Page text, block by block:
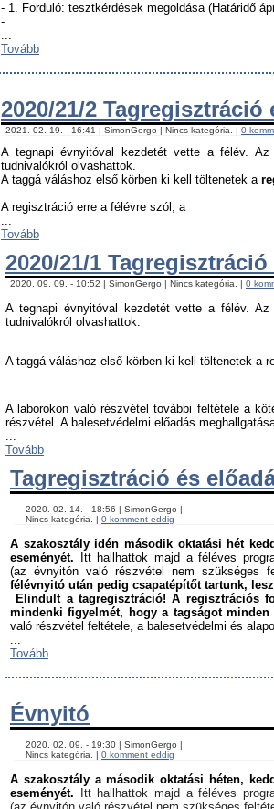
- 1. Forduló: tesztkérdések megoldása (Határidő
-
...
Tovább
2020/21/2
2021. 02. 19. - 16:41 | SimonGergo | Nincs kategória. | 0
A tegnapi évnyitóval kezdetét vette a félév.
tudnivalókról olvashattok.
A taggá váláshoz első körben ki kell töltenetek a
A regisztráció erre a félévre szól, a
...
Tovább
2020/21/1
2020. 09. 09. - 10:52 | SimonGergo | Nincs kategória. | 0
A tegnapi évnyitóval kezdetét vette a félév.
tudnivalókról olvashattok.
A taggá váláshoz első körben ki kell töltenetek a
A laborokon való részvétel további feltétele a
részvétel. A balesetvédelmi előadás
Tovább
Tagregisztráció és
    Nincs kategória. |
0 komment eddig
A szakosztály idén második oktatási hét
eseményét. Itt hallhattok majd a féléves
(az évnyitón való részvétel nem szükséges
félévnyitó után pedig csapatépítőt tartunk,
Elindult a tagregisztráció! A regisztrációs
mindenki figyelmét, hogy a tagságot minden
való részvétel feltétele, a balesetvédelmi és
Tovább
Évnyitó
    Nincs kategória. |
0 komment eddig
A szakosztály a második oktatási héten,
eseményét. Itt hallhattok majd a féléves
(az évnyitón való részvétel nem szükséges